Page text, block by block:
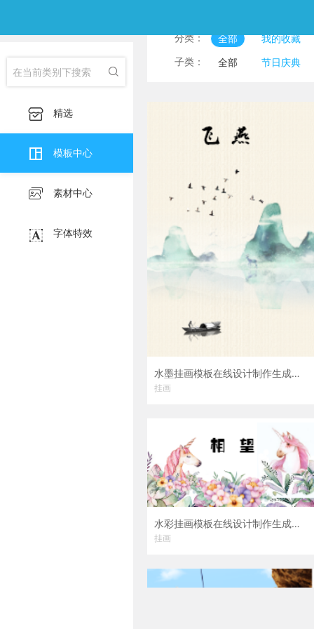

 精选
 模板中心
 素材中心
 字体特效
分类： 全部
我的收藏
淘宝主图
印刷海
子类： 全部
节日庆典
宣传海报
水墨挂画模板在线设计制作生成二维码模板图片
挂画
水彩挂画模板在线设计制作生成二维码模板图片
挂画